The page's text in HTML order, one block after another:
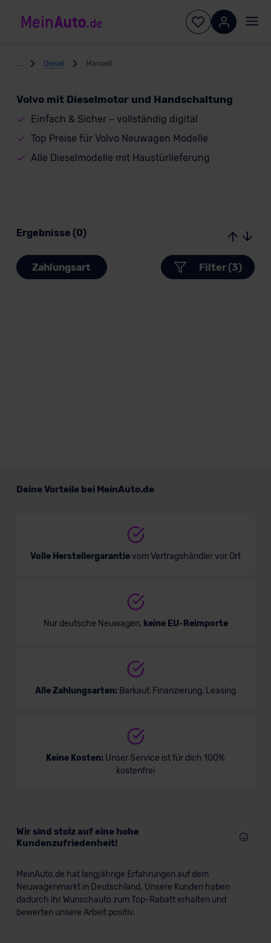
Diesel Manuell
Volvo mit Dieselmotor und Handschaltung
Einfach & Sicher – vollständig digital
Top Preise für Volvo Neuwagen Modelle
Alle Dieselmodelle mit Haustürlieferung
Ergebnisse (0)
Zahlungsart Filter (3)
Deine Vorteile bei MeinAuto.de
Volle Herstellergarantievom Vertragshändler vor Ort
Nur deutsche Neuwagen, keine EU-Reimporte
Alle Zahlungsarten: Barkauf, Finanzierung, Leasing
Keine Kosten: Unser Service ist für dich 100%
kostenfrei
Wir sind stolz auf eine hohe
Kundenzufriedenheit!
MeinAuto.de hat langjährige Erfahrungen auf dem
Neuwagenmarkt in Deutschland. Unsere Kunden haben
dadurch ihr Wunschauto zum Top-Rabatt erhalten und
bewerten unsere Arbeit positiv.